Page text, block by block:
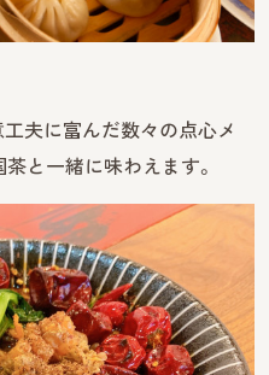
夫に富んだ数々の点心メ
と一緒に味わえます。